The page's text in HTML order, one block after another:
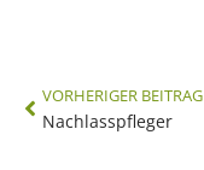
VORHERIGER BEITRAG
Nachlasspfleger